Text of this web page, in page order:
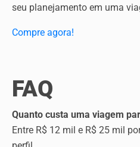
seu planejamento em uma
Compre agora!
FAQ
Quanto custa uma viagem
Entre R$ 12 mil e R$ 25 mil